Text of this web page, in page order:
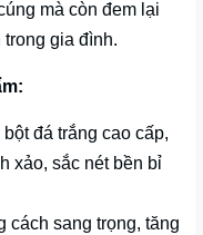
mà còn đem lại
gia đình.
đá trắng cao cấp,
xảo, sắc nét bền bỉ
cách sang trọng, tăng